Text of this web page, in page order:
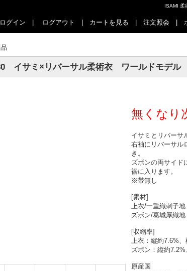
ISAMI 柔
ログイン ログアウト カートを見る 注文照会
イサミ×リバーサル柔術衣 ワールドモデ
無くなり
イサミとリバーサ
右袖にリバーサル
き。
ズボンの両サイド
裾に入ります。
※帯無し
[素材]
上衣/一重織刺子地
ズボン/葛城厚織地
[収縮率]
上衣：縦約7.6%、
ズボン：縦約
原産国